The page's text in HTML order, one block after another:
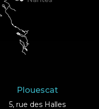
Plouescat
5, rue des Halles